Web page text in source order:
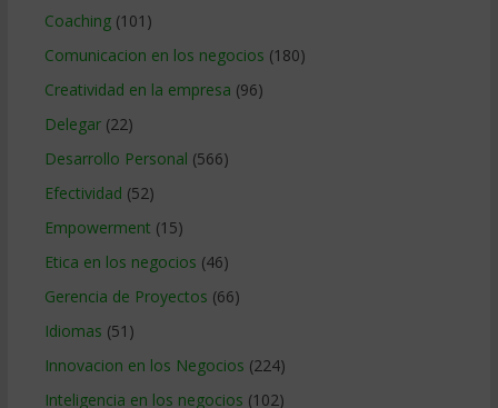
Coaching(101)
Comunicacion en los negocios (180)
Creatividad en la empresa (96)
Delegar(22)
Desarrollo Personal (566)
Efectividad (52)
Empowerment (15)
Etica en los negocios (46)
Gerencia de Proyectos (66)
Idiomas (51)
Innovacion en los Negocios (224)
Inteligencia en los negocios (102)